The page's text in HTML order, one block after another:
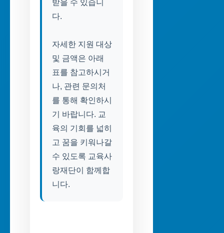
받을 수 있습니
다.
자세한 지원 대상
및 금액은 아래
표를 참고하시거
나, 관련 문의처
를 통해 확인하시
기 바랍니다. 교
육의 기회를 넓히
고 꿈을 키워나갈
수 있도록 교육사
랑재단이 함께합
니다.